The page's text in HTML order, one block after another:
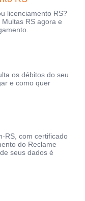
licenciamento RS?
RS agora e
os débitos do seu
e como quer
RS, com certificado
do Reclame
seus dados é